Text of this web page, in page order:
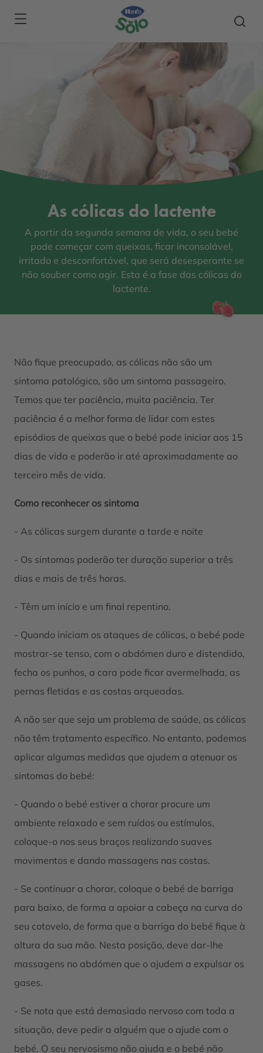
As cólicas do lactente
A partir da segunda semana de vida, o seu bebé
pode começar com queixas, ficar inconsolável,
irritado e desconfortável, que será desesperante se
não souber como agir. Esta é a fase das cólicas do
lactente.
Não fique preocupado, as cólicas não são um
sintoma patológico, são um sintoma passageiro.
Temos que ter paciência, muita paciência. Ter
paciência é a melhor forma de lidar com estes
episódios de queixas que o bebé pode iniciar aos 15
dias de vida e poderão ir até aproximadamente ao
terceiro mês de vida.
Como reconhecer os sintoma
- As cólicas surgem durante a tarde e noite
- Os sintomas poderão ter duração superior a três
dias e mais de três horas.
- Têm um início e um final repentino.
- Quando iniciam os ataques de cólicas, o bebé pode
mostrar-se tenso, com o abdómen duro e distendido,
fecha os punhos, a cara pode ficar avermelhada, as
pernas fletidas e as costas arqueadas.
A não ser que seja um problema de saúde, as cólicas
não têm tratamento específico. No entanto, podemos
aplicar algumas medidas que ajudem a atenuar os
sintomas do bebé:
- Quando o bebé estiver a chorar procure um
ambiente relaxado e sem ruídos ou estímulos,
coloque-o nos seus braços realizando suaves
movimentos e dando massagens nas costas.
- Se continuar a chorar, coloque o bebé de barriga
para baixo, de forma a apoiar a cabeça na curva do
seu cotovelo, de forma que a barriga do bebé fique à
altura da sua mão. Nesta posição, deve dar-lhe
massagens no abdómen que o ajudem a expulsar os
gases.
- Se nota que está demasiado nervoso com toda a
situação, deve pedir a alguém que o ajude com o
bebé. O seu nervosismo não ajuda e o bebé não